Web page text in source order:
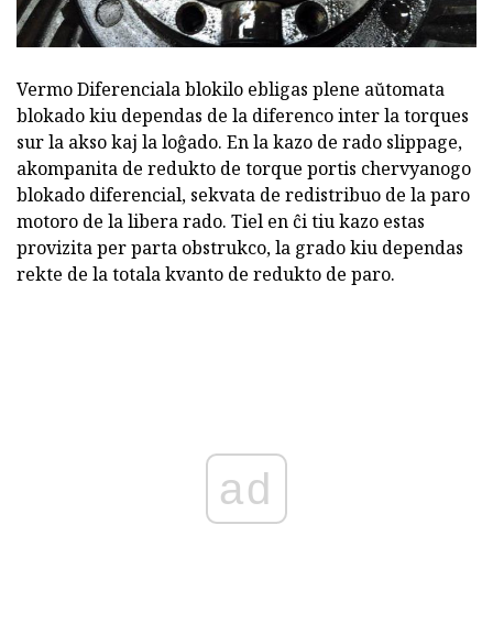
Vermo Diferenciala blokilo ebligas plene aŭtomata
blokado kiu dependas de la diferenco inter la torques
sur la akso kaj la loĝado. En la kazo de rado slippage,
akompanita de redukto de torque portis chervyanogo
blokado diferencial, sekvata de redistribuo de la paro
motoro de la libera rado. Tiel en ĉi tiu kazo estas
provizita per parta obstrukco, la grado kiu dependas
rekte de la totala kvanto de redukto de paro.
ad